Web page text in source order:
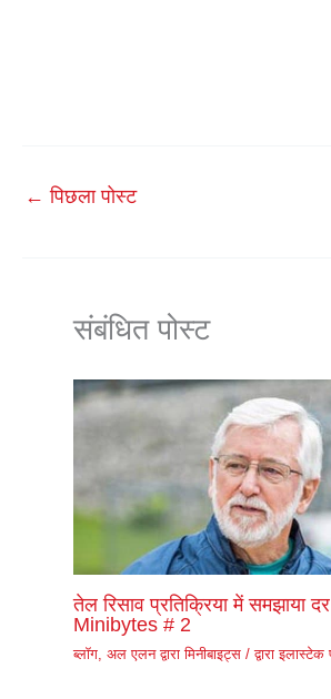
← पिछला पोस्ट
संबंधित पोस्ट
तेल रिसाव प्रतिक्रिया में समझाया
Minibytes # 2
ब्लॉग, अल एलन द्वारा मिनीबाइट्स/ द्वाराइलास्टेक